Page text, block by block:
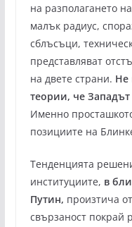
на разполагането
малък радиус,
сблъсъци,
представляват
на двете страни. Не
теории, че
Именно
позициите на
Тенденцията
институциите, в
Путин, произтича
свързаност покрай